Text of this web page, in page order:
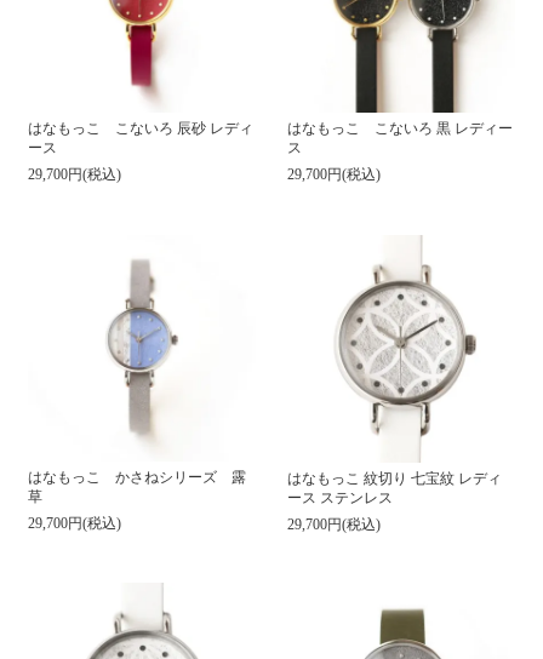
はなもっこ こないろ 辰砂 レディ
ース
29,700円(税込)
はなもっこ こないろ 黒 レディー
ス
29,700円(税込)
はなもっこ かさねシリーズ 露
草
29,700円(税込)
はなもっこ 紋切り 七宝紋 レディ
ース ステンレス
29,700円(税込)